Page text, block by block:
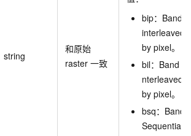
string
和原始
raster 一致
bip：Band
interleaved
by pixel。
bil：Band
nterleaved
by pixel。
bsq：Band
Sequential。